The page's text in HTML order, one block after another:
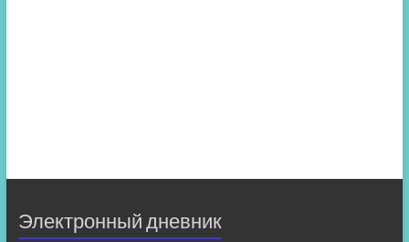
Электронный дневник